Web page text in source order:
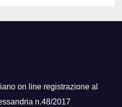
on line registrazione al
n.48/2017